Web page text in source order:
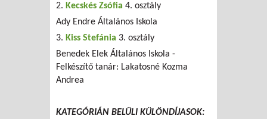
2. Kecskés Zsófia 4. osztály
Ady Endre Általános Iskola
3. Kiss Stefánia 3. osztály
Benedek Elek Általános Iskola -
Felkészítő tanár: Lakatosné Kozma
Andrea
KATEGÓRIÁN BELÜLI KÜLÖNDÍJASOK: